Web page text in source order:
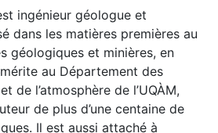
ingénieur géologue et
dans les matières premières au
géologiques et minières, en
au Département des
de l’atmosphère de l’UQÀM,
de plus d’une centaine de
Il est aussi attaché à